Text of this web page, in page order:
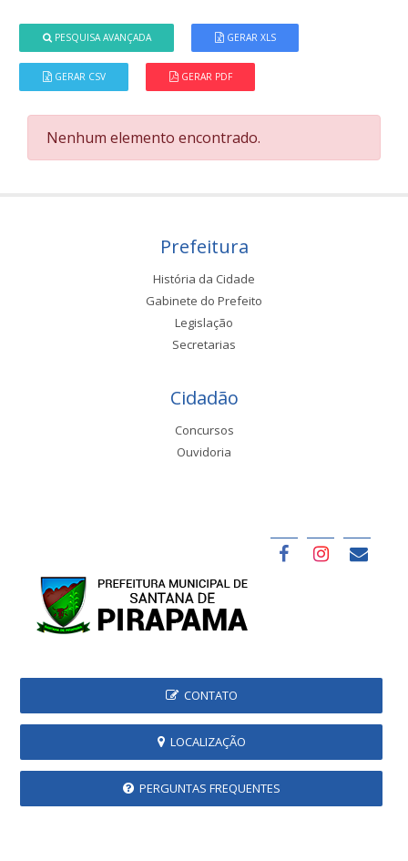
PESQUISA AVANÇADA GERAR XLS
GERAR CSV GERAR PDF
Nenhum elemento encontrado.
Prefeitura
História da Cidade
Gabinete do Prefeito
Legislação
Secretarias
Cidadão
Concursos
Ouvidoria
CONTATO
LOCALIZAÇÃO
PERGUNTAS FREQUENTES